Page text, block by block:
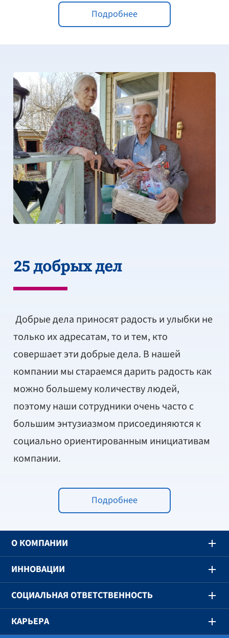
Подробнее
25 добрых дел
Добрые дела приносят радость и улыбки не
только их адресатам, то и тем, кто
совершает эти добрые дела. В нашей
компании мы стараемся дарить радость как
можно большему количеству людей,
поэтому наши сотрудники очень часто с
большим энтузиазмом присоединяются к
социально ориентированным инициативам
компании.
Подробнее
O КОМПАНИИ
ИННОВАЦИИ
СОЦИАЛЬНАЯ ОТВЕТСТВЕННОСТЬ
КАРЬЕРА